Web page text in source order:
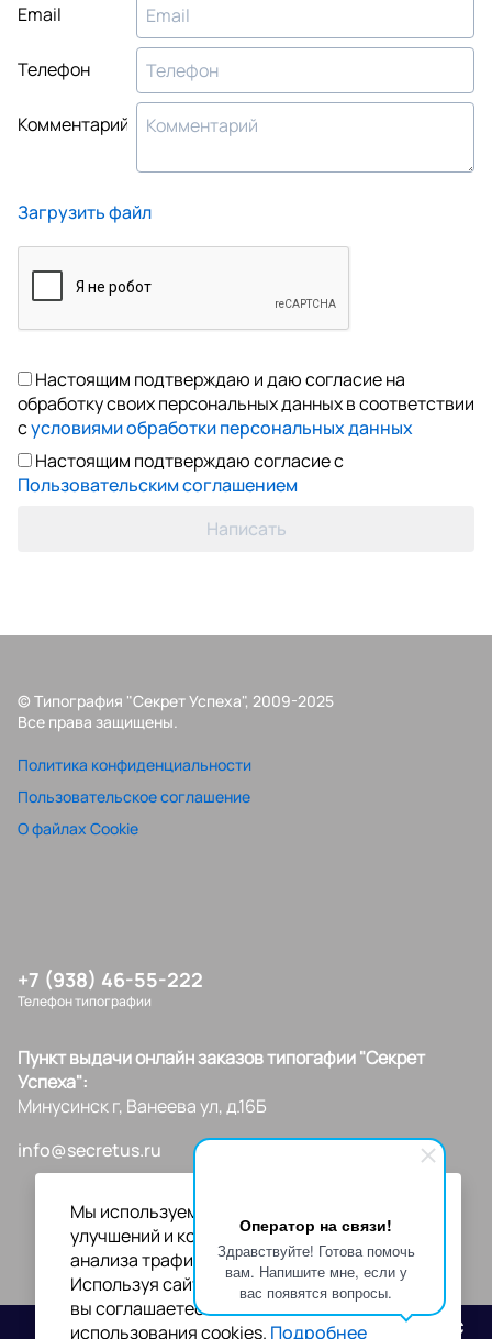
Оператор на связи!
Здравствуйте! Готова помочь
вам. Напишите мне, если у
вас появятся вопросы.
Email
Телефон
Комментарий
Загрузить файл
Настоящим подтверждаю и даю согласие на
обработку своих персональных данных в соответствии
сусловиями обработки персональных данных
Настоящим подтверждаю согласие с
Пользовательским соглашением
Написать
© Типография "Секрет Успеха", 2009-2025
Все права защищены.
Политика конфиденциальности
Пользовательское соглашение
О файлах Cookie
+7 (938) 46-55-222
Телефон типографии
Пункт выдачи онлайн заказов типогафии "Секрет
Успеха":
Минусинск г, Ванеева ул, д.16Б
info@secretus.ru
Мы используем файлы cookies для
улучшений и корректной работы сайта,
анализа трафика и персонализации.
Используя сайт или кликая на "Я согласен",
вы соглашаетесь с нашей политикой
использования cookies. Подробнее
Разработано